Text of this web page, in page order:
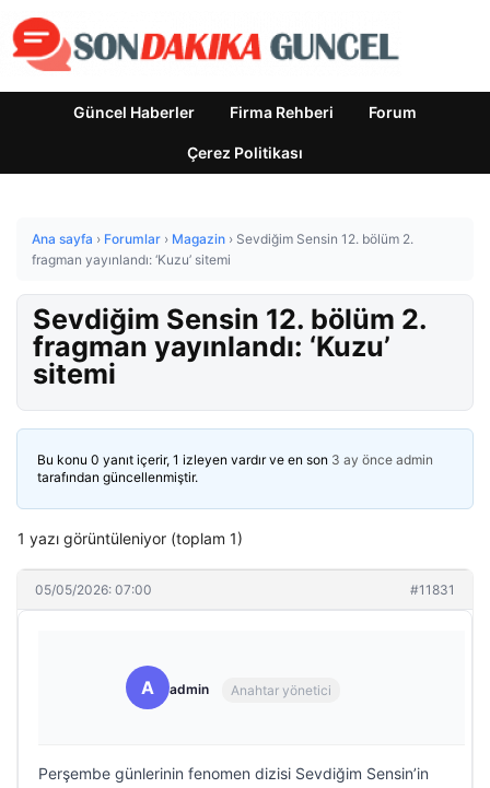
Güncel Haberler Firma Rehberi Forum
Çerez Politikası
Ana sayfa › Forumlar › Magazin › Sevdiğim Sensin 12. bölüm 2.
fragman yayınlandı: ‘Kuzu’ sitemi
Sevdiğim Sensin 12. bölüm 2.
fragman yayınlandı: ‘Kuzu’
sitemi
Bu konu 0 yanıt içerir, 1 izleyen vardır ve en son 3 ay önce admin
tarafından güncellenmiştir.
1 yazı görüntüleniyor (toplam 1)
05/05/2026: 07:00 #11831
A admin Anahtar yönetici
Perşembe günlerinin fenomen dizisi Sevdiğim Sensin’in